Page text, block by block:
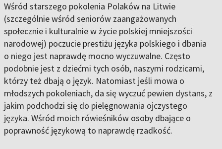
Wśród starszego pokolenia Polaków na Litwie
(szczególnie wśród seniorów zaangażowanych
społecznie i kulturalnie w życie polskiej mniejszości
narodowej) poczucie prestiżu języka polskiego i dbania
o niego jest naprawdę mocno wyczuwalne. Często
podobnie jest z dziećmi tych osób, naszymi rodzicami,
którzy też dbają o język. Natomiast jeśli mowa o
młodszych pokoleniach, da się wyczuć pewien dystans, z
jakim podchodzi się do pielęgnowania ojczystego
języka. Wśród moich rówieśników osoby dbające o
poprawność językową to naprawdę rzadkość.